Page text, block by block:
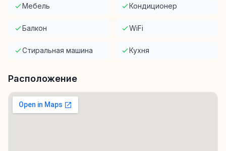
Мебель Кондиционер
Балкон WiFi
Стиральная машина Кухня
Расположение